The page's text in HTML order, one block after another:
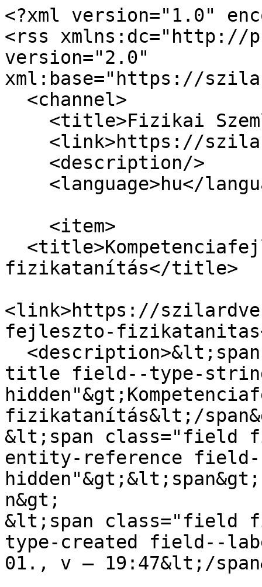
<?xml version="1.0"
<rss xmlns:dc="http://
version="2.0"
xml:base="https://
fizikatanítás</title>
<link>https://
fejleszto-
title field--type-
fizikatanítás&lt;/
&lt;span class="field
entity-reference
n&gt;
&lt;span class="field
type-created field--
01., v – 19:47&lt;/